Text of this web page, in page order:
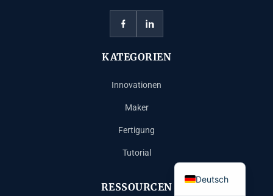
KATEGORIEN
Innovationen
Maker
Fertigung
Tutorial
RESSOURCEN
Deutsch